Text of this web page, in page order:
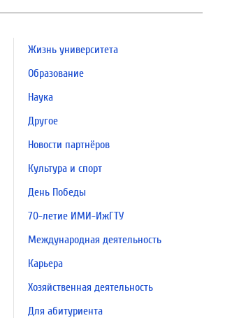
Жизнь университета
Образование
Наука
Другое
Новости партнёров
Культура и спорт
День Победы
70-летие ИМИ-ИжГТУ
Международная деятельность
Карьера
Хозяйственная деятельность
Для абитуриента